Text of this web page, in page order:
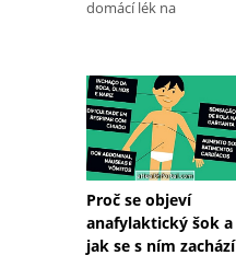
domácí lék na
Proč se objeví
anafylaktický šok a
jak se s ním zachází